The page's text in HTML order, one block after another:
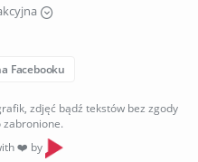
Facebooku
zdjęć bądź tekstów bez zgody
❤️ by